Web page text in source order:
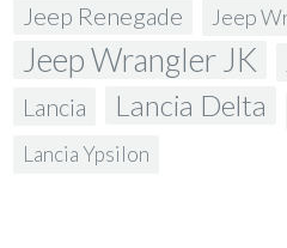
Jeep Renegade Jeep
Jeep Wrangler JK
Lancia Lancia Delta
Lancia Ypsilon